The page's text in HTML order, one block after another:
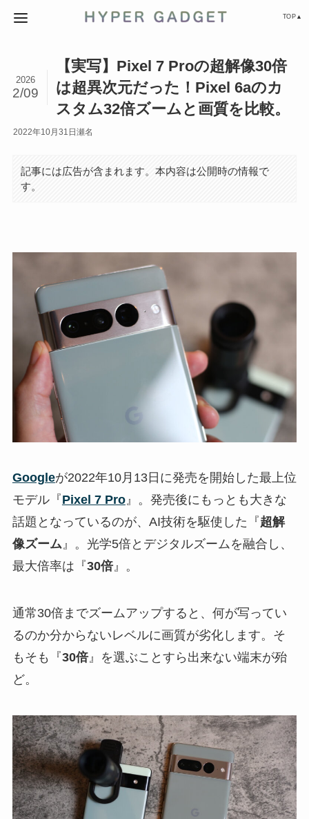
TOP▲
【実写】Pixel 7 Proの超解像30倍
は超異次元だった！Pixel 6aのカ
スタム32倍ズームと画質を比較。
2026
2/09
2022年10月31日 瀬名
記事には広告が含まれます。本内容は公開時の情報で
す。
Googleが2022年10月13日に発売を開始した最上位
モデル『Pixel 7 Pro』。発売後にもっとも大きな
話題となっているのが、AI技術を駆使した『超解
像ズーム』。光学5倍とデジタルズームを融合し、
最大倍率は『30倍』。
通常30倍までズームアップすると、何が写ってい
るのか分からないレベルに画質が劣化します。そ
もそも『30倍』を選ぶことすら出来ない端末が殆
ど。